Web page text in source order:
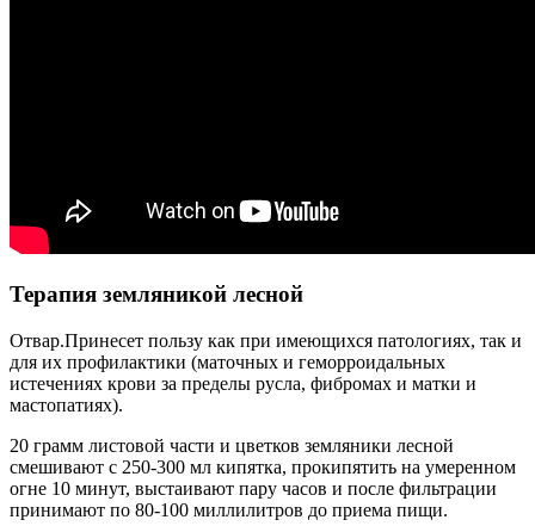
Терапия земляникой лесной
Отвар.Принесет пользу как при имеющихся патологиях, так и
для их профилактики (маточных и геморроидальных
истечениях крови за пределы русла, фибромах и матки и
мастопатиях).
20 грамм листовой части и цветков земляники лесной
смешивают с 250-300 мл кипятка, прокипятить на умеренном
огне 10 минут, выстаивают пару часов и после фильтрации
принимают по 80-100 миллилитров до приема пищи.